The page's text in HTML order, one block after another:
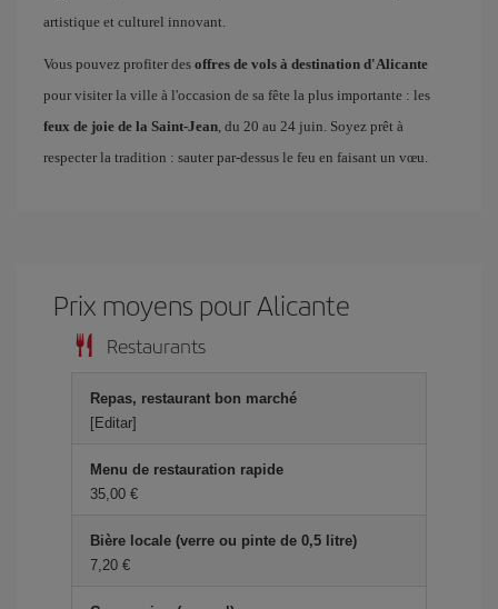
artistique et culturel innovant.
Vous pouvez profiter des offres de vols à destination d'Alicante
pour visiter la ville à l'occasion de sa fête la plus importante : les
feux de joie de la Saint-Jean, du 20 au 24 juin. Soyez prêt à
respecter la tradition : sauter par-dessus le feu en faisant un vœu.
Prix ​​moyens pour Alicante
Restaurants
Repas, restaurant bon marché
[Editar]
Menu de restauration rapide
35,00 €
Bière locale (verre ou pinte de 0,5 litre)
7,20 €